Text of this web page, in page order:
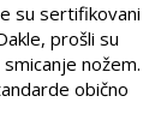
su sertifikovani
prošli su
nožem.
obično